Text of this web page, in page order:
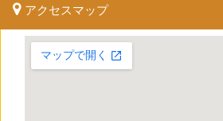
アクセスマップ